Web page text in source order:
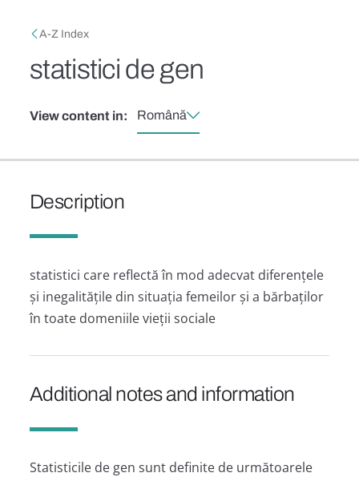
Breadcrumb
A-Z Index
statistici de gen
View content in: Română
Description
statistici care reflectă în mod adecvat diferențele
și inegalitățile din situația femeilor și a bărbaților
în toate domeniile vieții sociale
Additional notes and information
Statisticile de gen sunt definite de următoarele